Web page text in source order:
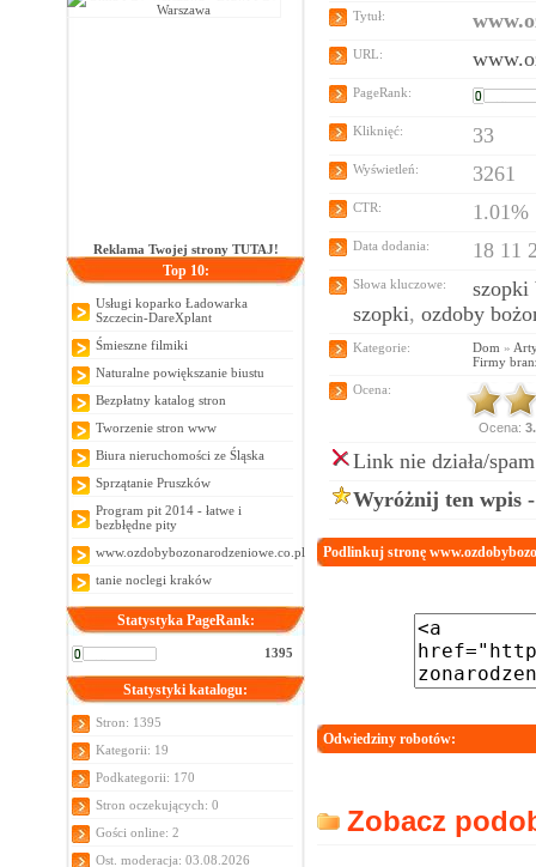
Reklama Twojej strony TUTAJ!
Top 10:
Usługi koparko Ładowarka
Szczecin-DareXplant
Śmieszne filmiki
Naturalne powiększanie biustu
Bezpłatny katalog stron
Tworzenie stron www
Biura nieruchomości ze Śląska
Sprzątanie Pruszków
Program pit 2014 - łatwe i
bezbłędne pity
www.ozdobybozonarodzeniowe.co.pl
tanie noclegi kraków
Statystyka PageRank:
1395
Statystyki katalogu:
Stron: 1395
Kategorii: 19
Podkategorii: 170
Stron oczekujących: 0
Gości online: 2
Ost. moderacja: 03.08.2026
Tytuł:
URL:
PageRank:
Kliknięć: 33
Wyświetleń: 3261
CTR: 1.01%
Data dodania: 18 11
Słowa kluczowe:
szopki
szopki, ozdoby
Kategorie: Dom »
Firmy
Ocena:
Ocena:
Link nie działa/
Wyróżnij ten wpis
Podlinkuj stronę
Odwiedziny robotów:
Zobacz